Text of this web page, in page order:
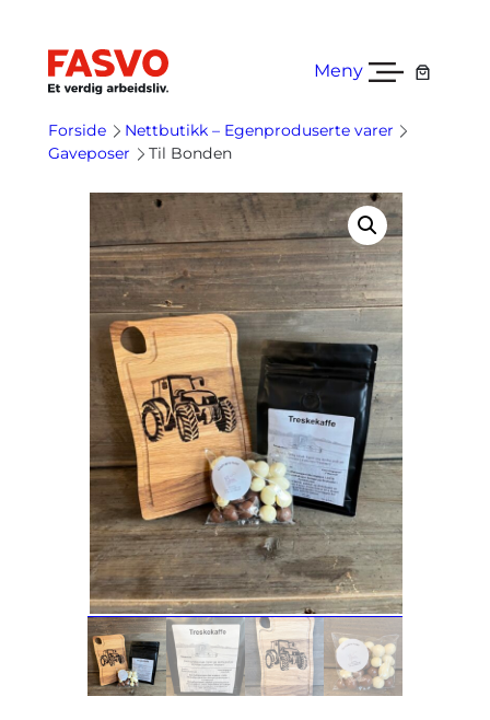
innhold
Meny
Forside
Nettbutikk – Egenproduserte varer
Gaveposer
Til Bonden